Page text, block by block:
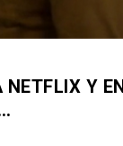
Y EN